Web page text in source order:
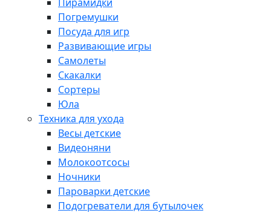
Погремушки
Посуда для игр
Развивающие игры
Самолеты
Скакалки
Сортеры
Юла
Техника для ухода
Весы детские
Видеоняни
Молокоотсосы
Ночники
Пароварки детские
Подогреватели для бутылочек